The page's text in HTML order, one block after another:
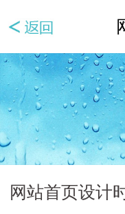
网站首页设计